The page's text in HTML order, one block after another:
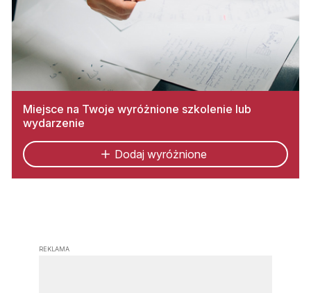
Miejsce na Twoje wyróżnione szkolenie lub
wydarzenie
Dodaj wyróżnione
REKLAMA